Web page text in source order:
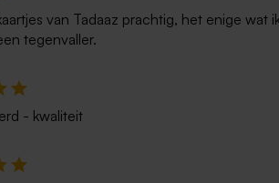
van Tadaaz prachtig, het enige
tegenvaller.
- kwaliteit